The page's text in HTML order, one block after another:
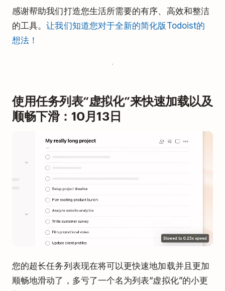
感谢帮助我们打造您生活所需要的有序、高效和整洁
的工具。让我们知道您对于全新的简化版Todoist的
想法！
使用任务列表“虚拟化”来快速加载以及
顺畅下滑：10月13日
您的超长任务列表现在将可以更快速地加载并且更加
顺畅地滑动了，多亏了一个名为列表“虚拟化”的小更